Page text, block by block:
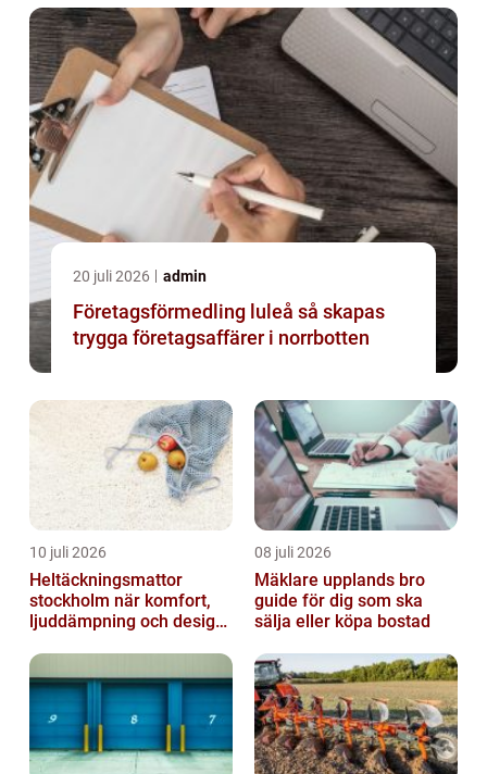
20 juli 2026 admin
Företagsförmedling luleå så skapas
trygga företagsaffärer i norrbotten
10 juli 2026
Heltäckningsmattor
stockholm när komfort,
ljuddämpning och design
08 juli 2026
Mäklare upplands bro
guide för dig som ska
sälja eller köpa bostad